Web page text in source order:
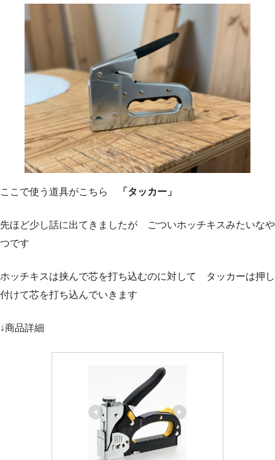
ここで使う道具がこちら 「タッカー」
先ほど少し話に出てきましたが ごついホッチキスみたいなや
つです
ホッチキスは挟んで芯を打ち込むのに対して タッカーは押し
付けて芯を打ち込んでいきます
↓商品詳細